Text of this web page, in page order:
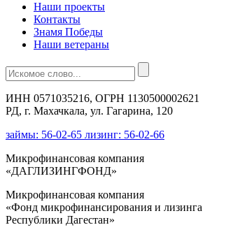
Наши проекты
Контакты
Знамя Победы
Наши ветераны
ИНН 0571035216, ОГРН 1130500002621
РД, г. Махачкала, ул. Гагарина, 120
займы: 56-02-65 лизинг: 56-02-66
Микрофинансовая компания
«ДАГЛИЗИНГФОНД»
Микрофинансовая компания
«Фонд микрофинансирования и лизинга
Республики Дагестан»